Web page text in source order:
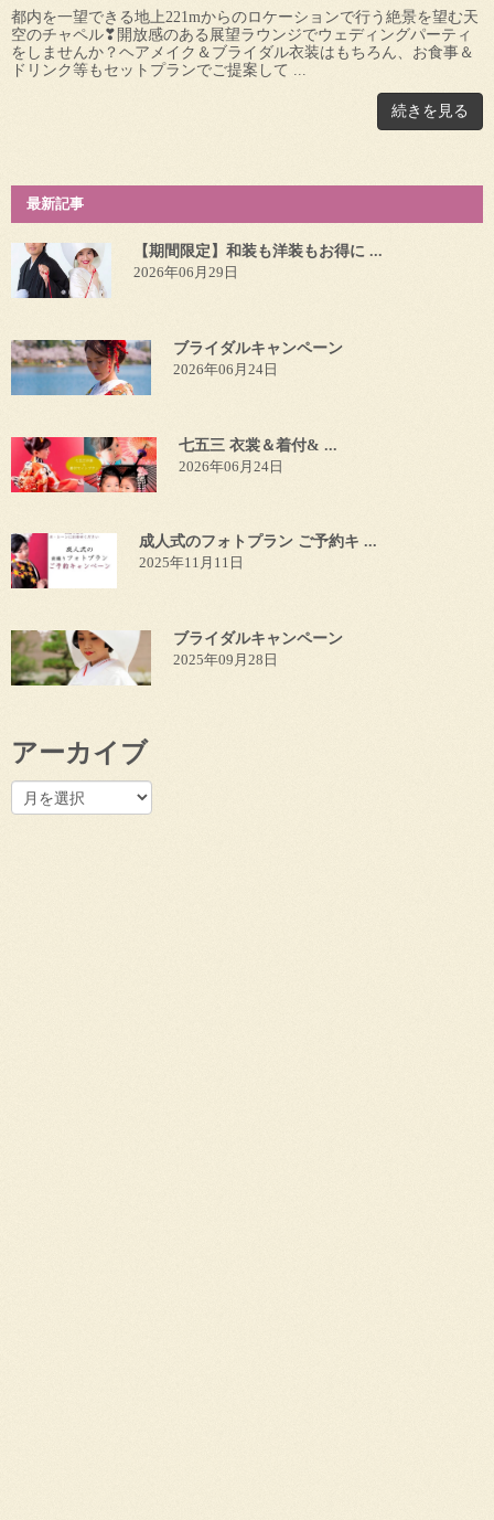
都内を一望できる地上221mからのロケーションで行う絶景を望む天
空のチャペル❣開放感のある展望ラウンジでウェディングパーティ
をしませんか？ヘアメイク＆ブライダル衣装はもちろん、お食事＆
ドリンク等もセットプランでご提案して ...
続きを見る
最新記事
【期間限定】和装も洋装もお得に ...
2026年06月29日
ブライダルキャンペーン
2026年06月24日
七五三 衣裳＆着付& ...
2026年06月24日
成人式のフォトプラン ご予約キ ...
2025年11月11日
ブライダルキャンペーン
2025年09月28日
アーカイブ